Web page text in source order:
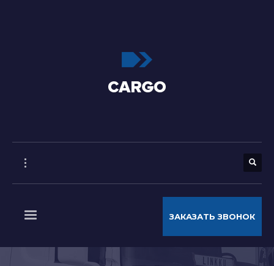
ЗАКАЗАТЬ ЗВОНОК